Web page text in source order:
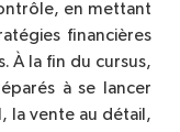
en mettant
financières
À la fin du cursus,
à se lancer
la vente au détail,